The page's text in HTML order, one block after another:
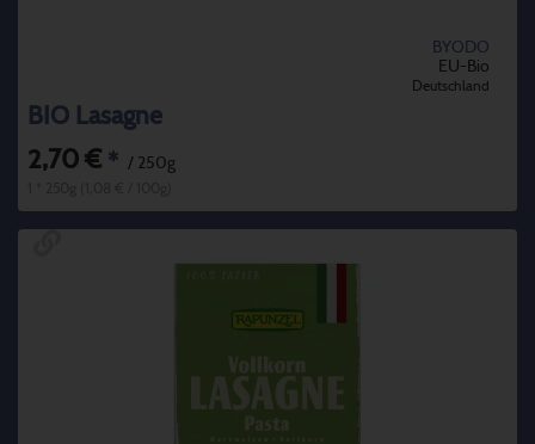
BYODO
EU-Bio
Deutschland
BIO Lasagne
2,70 € * / 250g